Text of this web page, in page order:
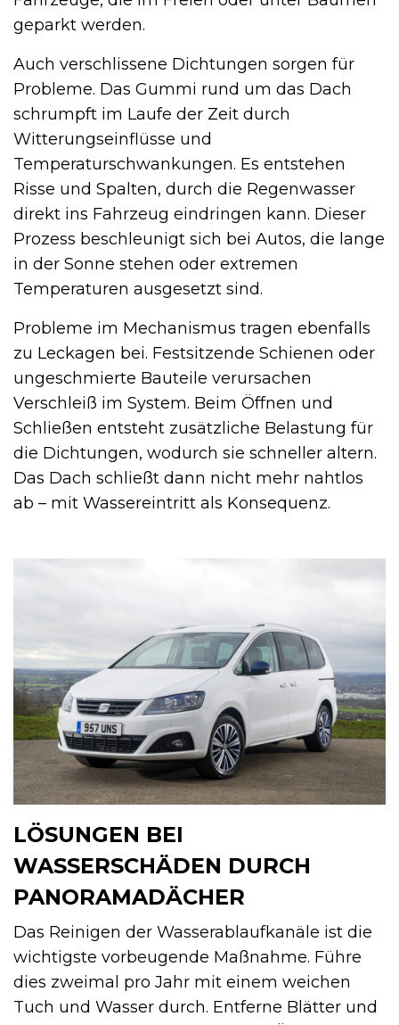
geparkt werden.
Auch verschlissene Dichtungen sorgen für
Probleme. Das Gummi rund um das Dach
schrumpft im Laufe der Zeit durch
Witterungseinflüsse und
Temperaturschwankungen. Es entstehen
Risse und Spalten, durch die Regenwasser
direkt ins Fahrzeug eindringen kann. Dieser
Prozess beschleunigt sich bei Autos, die lange
in der Sonne stehen oder extremen
Temperaturen ausgesetzt sind.
Probleme im Mechanismus tragen ebenfalls
zu Leckagen bei. Festsitzende Schienen oder
ungeschmierte Bauteile verursachen
Verschleiß im System. Beim Öffnen und
Schließen entsteht zusätzliche Belastung für
die Dichtungen, wodurch sie schneller altern.
Das Dach schließt dann nicht mehr nahtlos
ab – mit Wassereintritt als Konsequenz.
LÖSUNGEN BEI
WASSERSCHÄDEN DURCH
PANORAMADÄCHER
Das Reinigen der Wasserablaufkanäle ist die
wichtigste vorbeugende Maßnahme. Führe
dies zweimal pro Jahr mit einem weichen
Tuch und Wasser durch. Entferne Blätter und